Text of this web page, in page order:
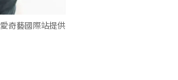
愛奇藝國際站提供